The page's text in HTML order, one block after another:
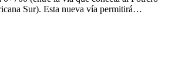
Sur). Esta nueva vía permitirá…